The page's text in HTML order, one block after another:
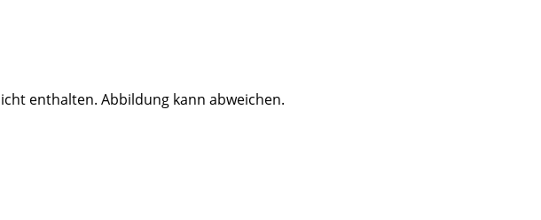
enthalten. Abbildung kann abweichen.